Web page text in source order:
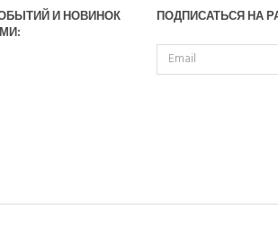
И НОВИНОК
ПОДПИСАТЬСЯ НА